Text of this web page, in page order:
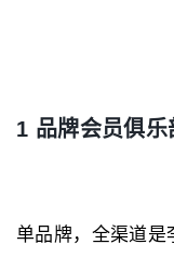
1 品牌会员俱乐
单品牌，全渠道是